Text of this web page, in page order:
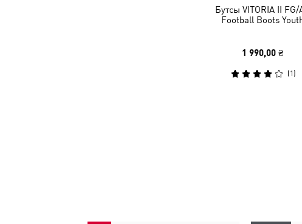
Бутсы VITORIA II FG/
Football Boots
1 990,00 ₴
(1 )